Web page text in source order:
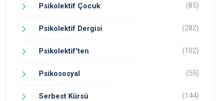
Psikolektif Çocuk (85)
Psikolektif Dergisi (282)
Psikolektif'ten (102)
Psikososyal (55)
Serbest Kürsü (144)